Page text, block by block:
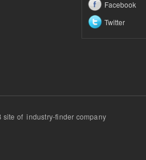
Facebook
Twitter
site of industry-finder company